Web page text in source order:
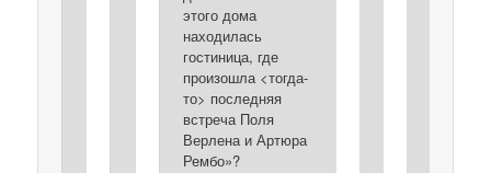
этого дома
находилась
гостиница, где
произошла <тогда-
то> последняя
встреча Поля
Верлена и Артюра
Рембо»?